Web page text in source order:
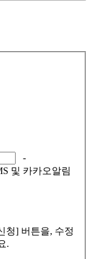
-
및 카카오알림
청] 버튼을, 수정
.